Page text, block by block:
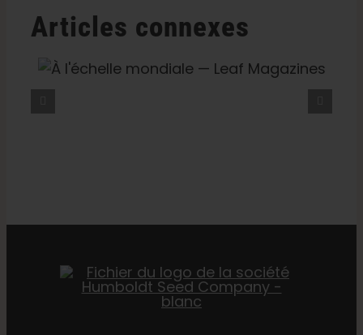
Best
Glue
of
Articles connexes
Qu'est-Ce Que Le THCV ? La